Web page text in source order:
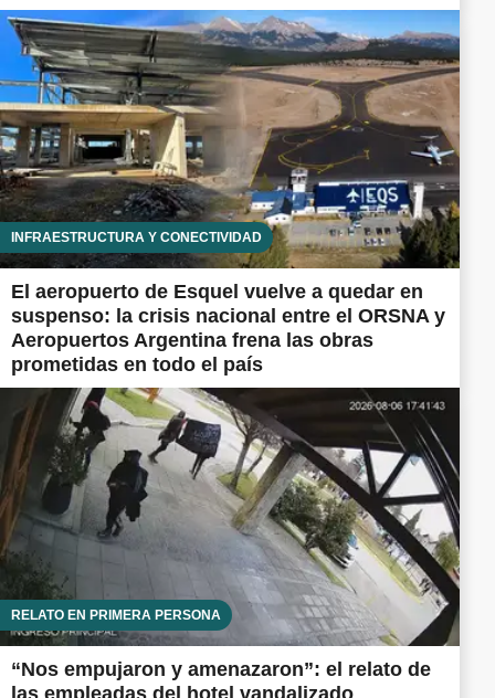
INFRAESTRUCTURA Y CONECTIVIDAD
El aeropuerto de Esquel vuelve a quedar en
suspenso: la crisis nacional entre el ORSNA y
Aeropuertos Argentina frena las obras
prometidas en todo el país
RELATO EN PRIMERA PERSONA
“Nos empujaron y amenazaron”: el relato de